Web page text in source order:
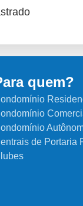
quem?
de Portaria